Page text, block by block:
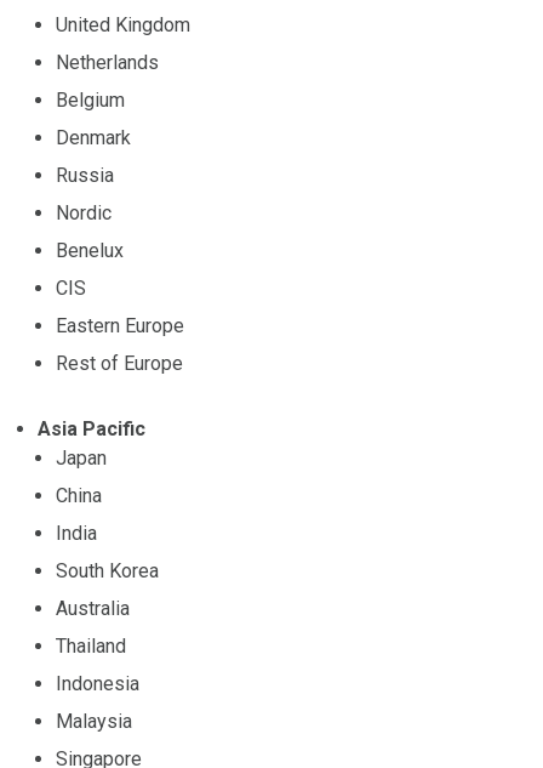
United Kingdom
Netherlands
Belgium
Denmark
Russia
Nordic
Benelux
CIS
Eastern Europe
Rest of Europe
Asia Pacific
Japan
China
India
South Korea
Australia
Thailand
Indonesia
Malaysia
Singapore